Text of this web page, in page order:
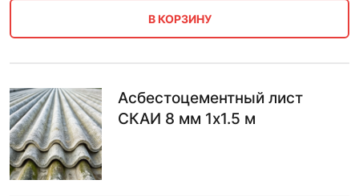
В КОРЗИНУ
Асбестоцементный лист
СКАИ 8 мм 1х1.5 м